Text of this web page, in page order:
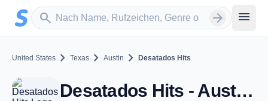
Zum Hauptinhalt springen
search
Sender suchen arrow_forward menu
United States chevron_right Texas chevron_right Austin chevron_right Desatados Hits
Desatados Hits - Austin, TX